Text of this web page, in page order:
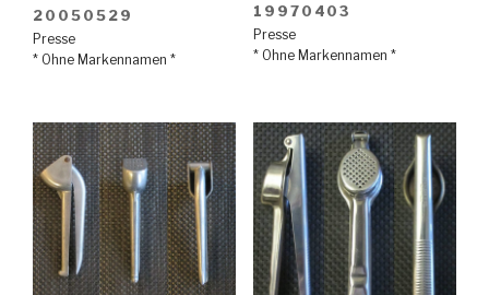
20050529
Presse
* Ohne Markennamen *
19970403
Presse
* Ohne Markennamen *